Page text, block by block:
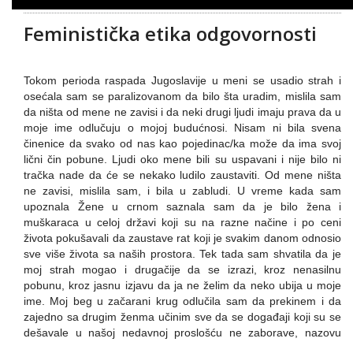
Feministička etika odgovornosti
Tokom perioda raspada Jugoslavije u meni se usadio strah i
osećala sam se paralizovanom da bilo šta uradim, mislila sam
da ništa od mene ne zavisi i da neki drugi ljudi imaju prava da u
moje ime odlučuju o mojoj budućnosi. Nisam ni bila svena
činenice da svako od nas kao pojedinac/ka može da ima svoj
lični čin pobune. Ljudi oko mene bili su uspavani i nije bilo ni
tračka nade da će se nekako ludilo zaustaviti. Od mene ništa
ne zavisi, mislila sam, i bila u zabludi. U vreme kada sam
upoznala Žene u crnom saznala sam da je bilo žena i
muškaraca u celoj državi koji su na razne načine i po ceni
života pokušavali da zaustave rat koji je svakim danom odnosio
sve više života sa naših prostora. Tek tada sam shvatila da je
moj strah mogao i drugačije da se izrazi, kroz nenasilnu
pobunu, kroz jasnu izjavu da ja ne želim da neko ubija u moje
ime. Moj beg u začarani krug odlučila sam da prekinem i da
zajedno sa drugim ženma učinim sve da se događaji koji su se
dešavale u našoj nedavnoj proslošću ne zaborave, nazovu